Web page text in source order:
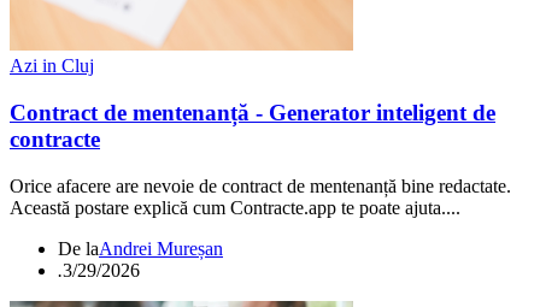
Azi in Cluj
Contract de mentenanță - Generator inteligent de
contracte
Orice afacere are nevoie de contract de mentenanță bine redactate.
Această postare explică cum Contracte.app te poate ajuta....
De laAndrei Mureșan
.3/29/2026